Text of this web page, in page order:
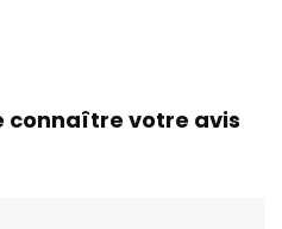
connaître votre avis